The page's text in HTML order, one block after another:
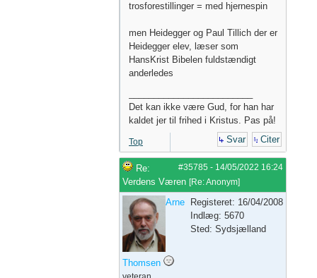
trosforestillinger = med hjernespin
men Heidegger og Paul Tillich der er
Heidegger elev, læser som
HansKrist Bibelen fuldstændigt
anderledes
Det kan ikke være Gud, for han har
kaldet jer til frihed i Kristus. Pas på!
Top Svar Citer
#35785 - 14/05/2022 16:24
Re:
Verdens Væren [Re: Anonym]
Arne
Thomsen
Registeret: 16/04/2008
Indlæg: 5670
Sted: Sydsjælland